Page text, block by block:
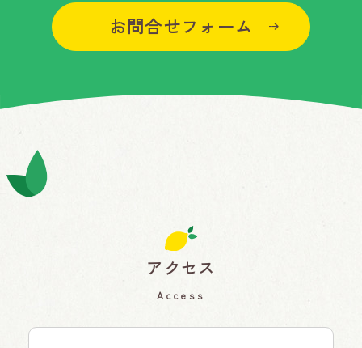
お問合せフォーム
アクセス
Access